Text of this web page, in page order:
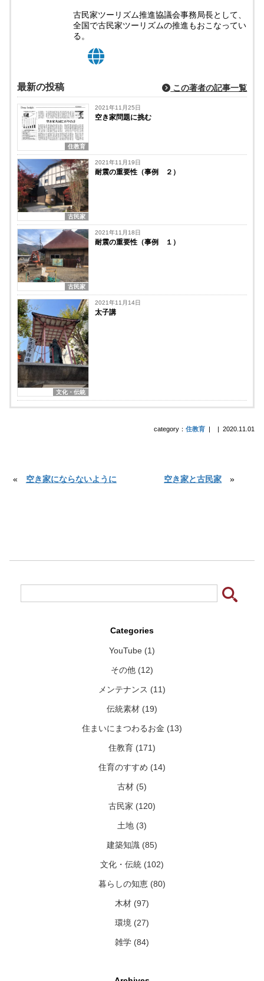
古民家ツーリズム推進協議会事務局長として、
全国で古民家ツーリズムの推進もおこなってい
る。
最新の投稿 この著者の記事一覧
住教育
2021年11月25日
空き家問題に挑む
古民家
2021年11月19日
耐震の重要性（事例 ２）
古民家
2021年11月18日
耐震の重要性（事例 １）
文化・伝統
2021年11月14日
太子講
category：住教育 | |2020.11.01
« 空き家にならないように 空き家と古民家 »
Categories
YouTube (1)
その他 (12)
メンテナンス (11)
伝統素材 (19)
住まいにまつわるお金 (13)
住教育 (171)
住育のすすめ (14)
古材 (5)
古民家 (120)
土地 (3)
建築知識 (85)
文化・伝統 (102)
暮らしの知恵 (80)
木材 (97)
環境 (27)
雑学 (84)